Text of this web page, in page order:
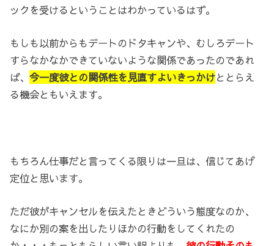
ックを受けるということはわかっているはず。
もしも以前からもデートのドタキャンや、むしろデート
すらなかなかできていないような関係であったのであれ
ば、今一度彼との関係性を見直すよいきっかけととらえ
る機会ともいえます。
もちろん仕事だと言ってくる限りは一旦は、信じてあげ
定位と思います。
ただ彼がキャンセルを伝えたときどういう態度なのか、
なにか別の案を出したりほかの行動をしてくれたの